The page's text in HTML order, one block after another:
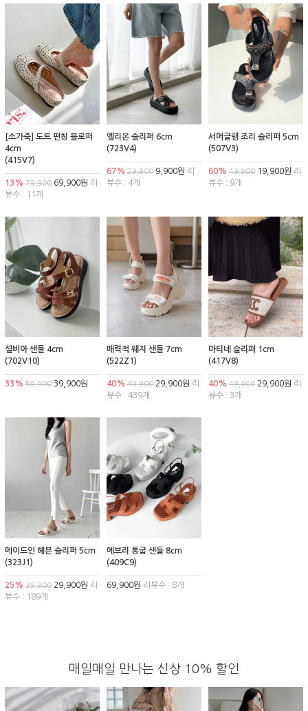
[소가죽] 도트 펀칭 블로퍼
4cm
(415V7)
13% 79,900 69,900원 리
뷰수 : 11개
엘리온 슬리퍼 6cm
(723V4)
67% 29,9009,900원 리
뷰수 : 4개
서머글램 조리 슬리퍼 5cm
(507V3)
60% 49,90019,900원 리
뷰수 : 9개
셀비아 샌들 4cm
(702V10)
33% 59,900 39,900원
매력적 웨지 샌들 7cm
(522Z1)
40% 49,90029,900원 리
뷰수 : 439개
마티네 슬리퍼 1cm
(417V8)
40% 49,90029,900원 리
뷰수 : 3개
메이드인 헤븐 슬리퍼 5cm
(323J1)
25% 39,900 29,900원 리
뷰수 : 189개
에브리 통굽 샌들 8cm
(409C9)
69,900원 리뷰수 : 8개
매일매일 만나는 신상 10% 할인